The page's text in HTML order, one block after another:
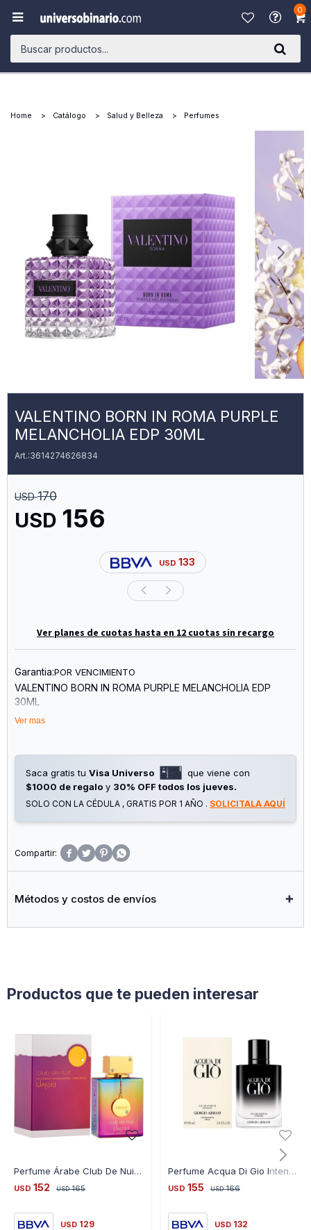
0

Home Catálogo Salud y Belleza Perfumes
VALENTINO BORN IN ROMA PURPLE
MELANCHOLIA EDP 30ML
3614274626834
USD 156
USD 170
USD 133
Ver planes de cuotas hasta en 12 cuotas sin recargo
Garantia:POR VENCIMIENTO
VALENTINO BORN IN ROMA PURPLE MELANCHOLIA EDP
30ML
Ver mas
Saca gratis tu Visa Universo
que viene con
$1000 de regalo y 30% OFF todos los jueves.
SOLO CON LA CÉDULA , GRATIS POR 1 AÑO . SOLICITALA AQUÍ
   
Métodos y costos de envíos
Productos que te pueden interesar
Perfume Árabe Club De Nuit Untold 100Ml By Armaf - MULTICOLOR
USD 152 USD 165
USD 129
Perfume Acqua Di Gio Intense Homme Edp 50ML
USD 155 USD 166
USD 132